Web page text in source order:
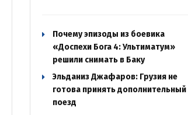
Почему эпизоды из боевика
«Доспехи Бога 4: Ультиматум»
решили снимать в Баку
Эльданиз Джафаров: Грузия не
готова принять дополнительный
поезд